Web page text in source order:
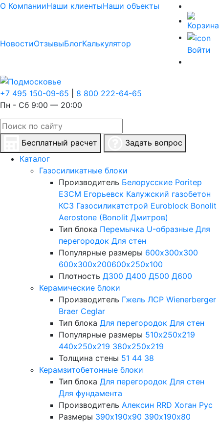
О КомпанииНаши клиентыНаши объекты
НовостиОтзывыБлогКалькулятор
Войти
+7 495 150-09-65
8 800 222-64-65
Пн - Сб 9:00 — 20:00
Бесплатный расчет
Задать вопрос
Каталог
Газосиликатные блоки
Производитель Белорусские Poritep
ЕЗСМ Егорьевск Калужский газобетон
КСЗ Газосиликатстрой Euroblock Bonolit
Aerostone (Bonolit Дмитров)
Тип блока Перемычка U-образные Для
перегородок Для стен
Популярные размеры 600х300х300
600х300х200600х250х100
Плотность Д300 Д400 Д500 Д600
Керамические блоки
Производитель Гжель ЛСР Wienerberger
Braer Ceglar
Тип блока Для перегородок Для стен
Популярные размеры 510х250х219
440х250х219 380х250х219
Толщина стены 51 44 38
Керамзитобетонные блоки
Тип блока Для перегородок Для стен
Для фундамента
Производитель Алексин RRD Хоган Рус
Размеры 390х190х90 390х190х80